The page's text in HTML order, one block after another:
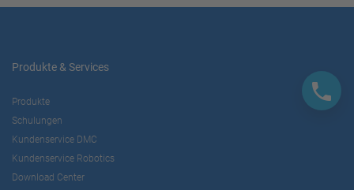
Produkte & Services
Produkte
Schulungen
Kundenservice DMC
Kundenservice Robotics
Download Center